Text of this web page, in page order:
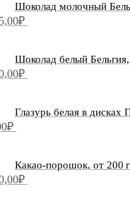
Шоколад молочный
₽
Шоколад белый
₽
Глазурь белая в дисках
₽
Какао-порошок, от 200
₽